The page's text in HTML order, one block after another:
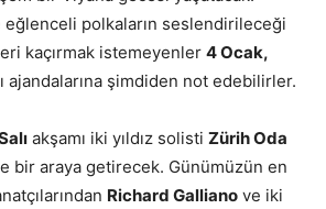
eğlenceli polkaların seslendirileceği
kaçırmak istemeyenler 4 Ocak,
ajandalarına şimdiden not edebilirler.
akşamı iki yıldız solisti Zürih Oda
bir araya getirecek. Günümüzün en
Richard Galliano ve iki